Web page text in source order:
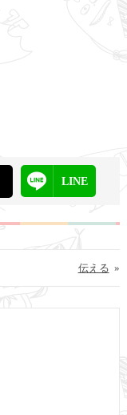
LINE
»
伝える